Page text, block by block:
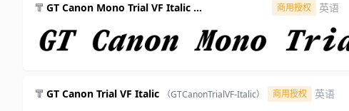
GT Canon Mono Trial VF Italic
（GTCanonMonoTrialVF-Italic）
商用授权 英语
GT Canon Trial VF Italic （GTCanonTrialVF-Italic） 商用授权 英语